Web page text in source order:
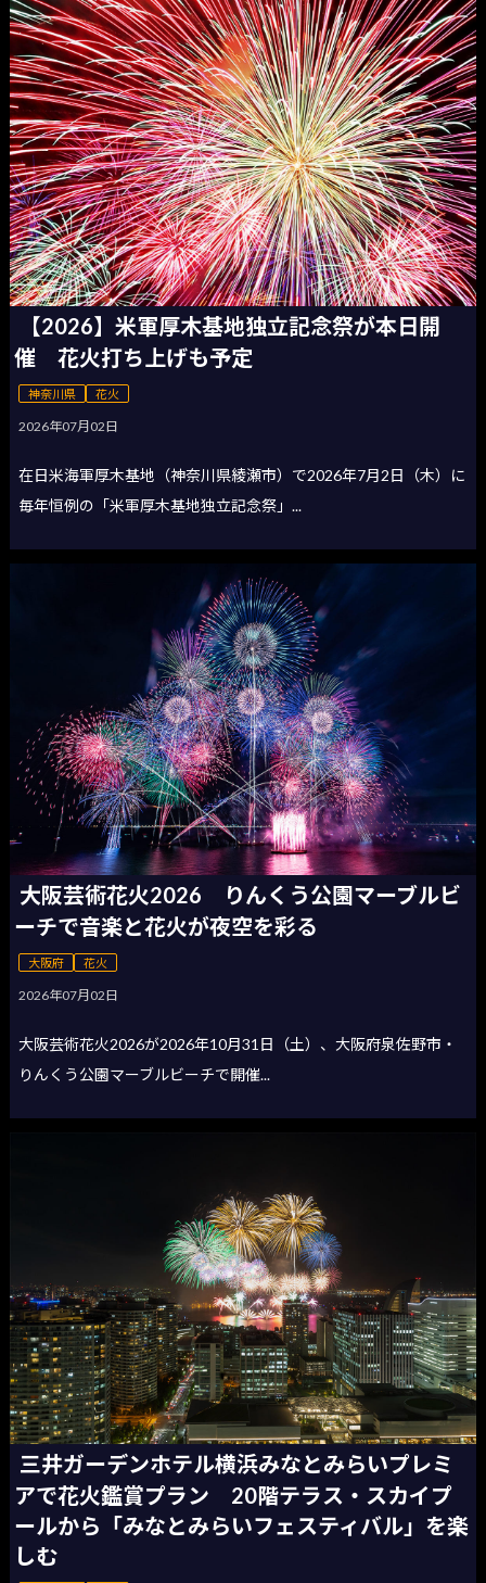
【2026】米軍厚木基地独立記念祭が本日開
催 花火打ち上げも予定
神奈川県 花火
2026年07月02日
在日米海軍厚木基地（神奈川県綾瀬市）で2026年7月2日（木）に
毎年恒例の「米軍厚木基地独立記念祭」...
大阪芸術花火2026 りんくう公園マーブルビ
ーチで音楽と花火が夜空を彩る
大阪府 花火
2026年07月02日
大阪芸術花火2026が2026年10月31日（土）、大阪府泉佐野市・
りんくう公園マーブルビーチで開催...
三井ガーデンホテル横浜みなとみらいプレミ
アで花火鑑賞プラン 20階テラス・スカイプ
ールから「みなとみらいフェスティバル」を楽
しむ